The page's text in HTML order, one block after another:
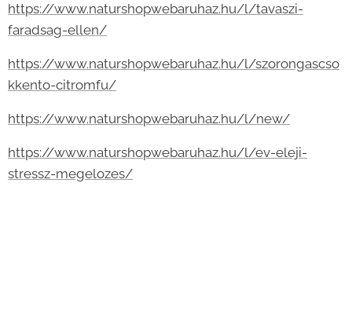
https://www.naturshopwebaruhaz.hu/l/tavaszi-
faradsag-ellen/
https://www.naturshopwebaruhaz.hu/l/szorongascso
kkento-citromfu/
https://www.naturshopwebaruhaz.hu/l/new/
https://www.naturshopwebaruhaz.hu/l/ev-eleji-
stressz-megelozes/